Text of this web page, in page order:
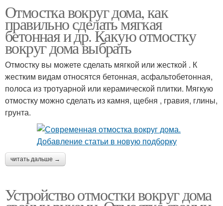
Отмостка вокруг дома, как
правильно сделать мягкая
бетонная и др. Какую отмостку
вокруг дома выбрать
Отмостку вы можете сделать мягкой или жесткой . К
жестким видам относятся бетонная, асфальтобетонная,
полоса из тротуарной или керамической плитки. Мягкую
отмостку можно сделать из камня, щебня , гравия, глины,
грунта.
читать дальше →
Устройство отмостки вокруг дома